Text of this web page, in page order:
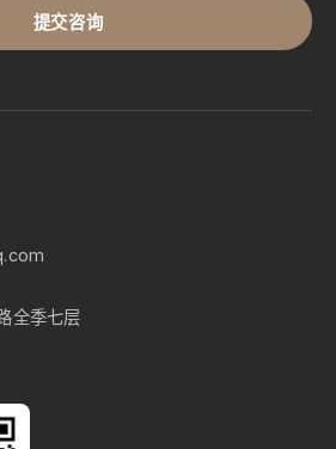
提交咨询
全季七层